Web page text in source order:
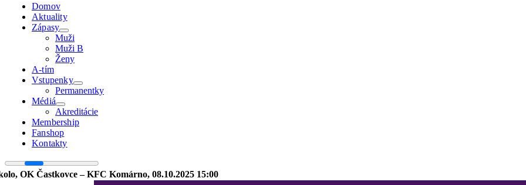
Domov
Aktuality
Zápasy
Muži
Muži B
Ženy
A-tím
Vstupenky
Permanentky
Médiá
Akreditácie
Membership
Fanshop
Kontakty
OK Častkovce – KFC Komárno, 08.10.2025 15:00